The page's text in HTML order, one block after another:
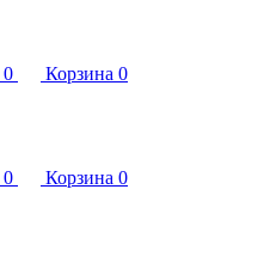
0 Корзина 0
0 Корзина 0